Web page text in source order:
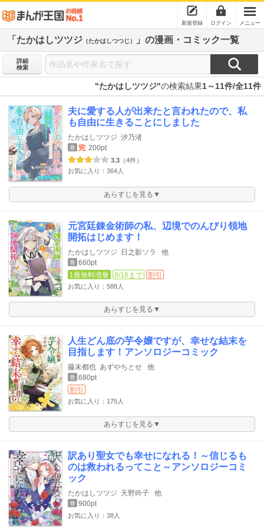
新規登録 ログイン メニュー
「たかはしツツジ （たかはしつつじ） 」の漫画・コミック一覧
詳細
検索
"たかはしツツジ"の検索結果1～11件/全11件
夫に愛する人が出来たと言われたので、私
も自由に生きることにしました
たかはしツツジ 汐乃渚
巻 完 200pt
3.3 （4件）
お気に入り：364人
あらすじを見る▼
元宮廷錬金術師の私、辺境でのんびり領地
開拓はじめます！
たかはしツツジ 日之影ソラ 他
巻 660pt
1冊無料増量
8/16まで 割引
お気に入り：588人
あらすじを見る▼
人生どん底の芋令嬢ですが、幸せな結末を
目指します！アンソロジーコミック
藤未都也 あずやちとせ 他
巻 680pt
割引
お気に入り：175人
あらすじを見る▼
訳あり聖女でも幸せになれる！～信じるも
のは救われるってこと～アンソロジーコミ
ック
たかはしツツジ 天野吟子 他
巻 900pt
お気に入り：38人